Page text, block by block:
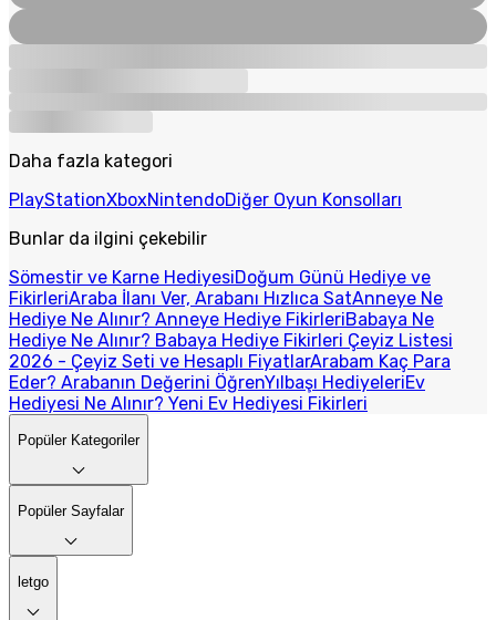
Daha fazla kategori
PlayStationXboxNintendoDiğer Oyun Konsolları
Bunlar da ilgini çekebilir
Sömestir ve Karne HediyesiDoğum Günü Hediye ve
FikirleriAraba İlanı Ver, Arabanı Hızlıca SatAnneye Ne
Hediye Ne Alınır? Anneye Hediye FikirleriBabaya Ne
Hediye Ne Alınır? Babaya Hediye Fikirleri Çeyiz Listesi
2026 - Çeyiz Seti ve Hesaplı FiyatlarArabam Kaç Para
Eder? Arabanın Değerini ÖğrenYılbaşı HediyeleriEv
Hediyesi Ne Alınır? Yeni Ev Hediyesi Fikirleri
Popüler Kategoriler
Popüler Sayfalar
letgo